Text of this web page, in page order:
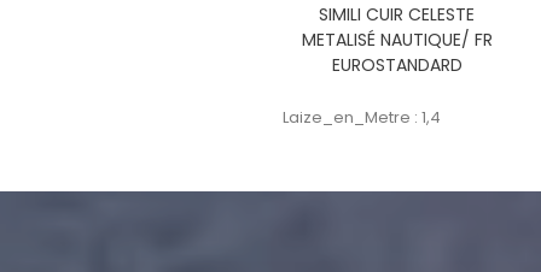
SIMILI CUIR CELESTE
METALISÉ NAUTIQUE/ FR
EUROSTANDARD
Laize_en_Metre : 1,4